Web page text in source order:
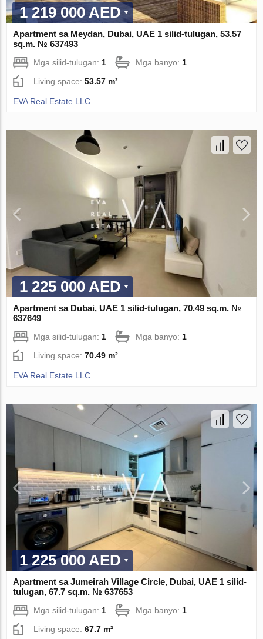
1 219 000 AED
Apartment sa Meydan, Dubai, UAE 1 silid-tulugan, 53.57
sq.m. № 637493
Mga silid-tulugan: 1 Mga banyo: 1
Living space:53.57 m²
EVA Real Estate LLC
1 225 000 AED
Apartment sa Dubai, UAE 1 silid-tulugan, 70.49 sq.m. №
637649
Mga silid-tulugan: 1 Mga banyo: 1
Living space:70.49 m²
EVA Real Estate LLC
1 225 000 AED
Apartment sa Jumeirah Village Circle, Dubai, UAE 1 silid-
tulugan, 67.7 sq.m. № 637653
Mga silid-tulugan:1 Mga banyo:1
Living space:67.7 m²